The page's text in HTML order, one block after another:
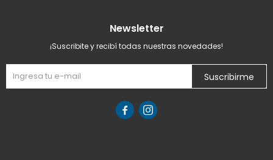
Newsletter
¡Suscribite y recibí todas nuestras novedades!
Suscribirme
 